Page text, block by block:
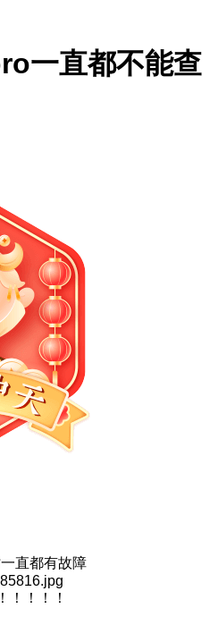
一直都不能查
直都有故障
！！！！